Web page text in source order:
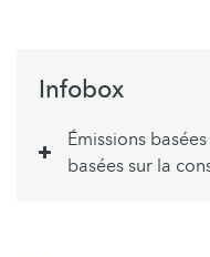
Infobox
Émissions
basées sur la